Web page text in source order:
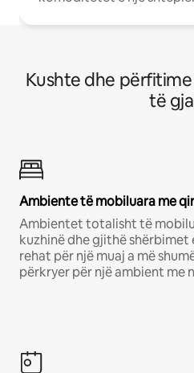
Kushte dhe
të
Ambiente të mobiluara me
Ambientet totalisht të
kuzhinë dhe gjithë shërbimet
rehat për një muaj a më
përkryer për një ambient me